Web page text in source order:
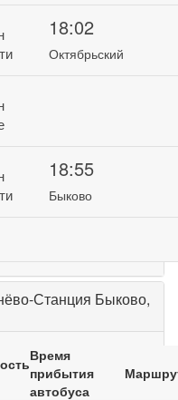
18:02
Октябрьский
18:55
Быково
Станция Быково,
Время
прибытия
автобуса